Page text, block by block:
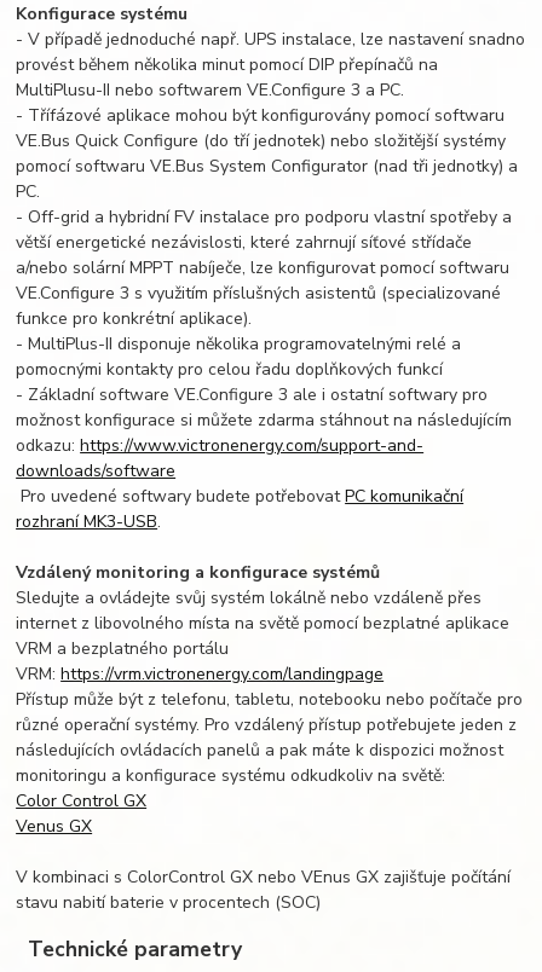
Konfigurace systému
- V případě jednoduché např. UPS instalace, lze nastavení snadno
provést během několika minut pomocí DIP přepínačů na
MultiPlusu-II nebo softwarem VE.Configure 3 a PC.
- Třífázové aplikace mohou být konfigurovány pomocí softwaru
VE.Bus Quick Configure (do tří jednotek) nebo složitější systémy
pomocí softwaru VE.Bus System Configurator (nad tři jednotky) a
PC.
- Off-grid a hybridní FV instalace pro podporu vlastní spotřeby a
větší energetické nezávislosti, které zahrnují síťové střídače
a/nebo solární MPPT nabíječe, lze konfigurovat pomocí softwaru
VE.Configure 3 s využitím příslušných asistentů (specializované
funkce pro konkrétní aplikace).
- MultiPlus-II disponuje několika programovatelnými relé a
pomocnými kontakty pro celou řadu doplňkových funkcí
- Základní software VE.Configure 3 ale i ostatní softwary pro
možnost konfigurace si můžete zdarma stáhnout na následujícím
odkazu:https://www.victronenergy.com/support-and-
downloads/software
Pro uvedené softwary budete potřebovatPC komunikační
rozhraní MK3-USB.
Vzdálený monitoring a konfigurace systémů
Sledujte a ovládejte svůj systém lokálně nebo vzdáleně přes
internet z libovolného místa na světě pomocí bezplatné aplikace
VRM a bezplatného portálu
VRM:https://vrm.victronenergy.com/landingpage
Přístup může být z telefonu, tabletu, notebooku nebo počítače pro
různé operační systémy. Pro vzdálený přístup potřebujete jeden z
následujících ovládacích panelů a pak máte k dispozici možnost
monitoringu a konfigurace systému odkudkoliv na světě:
Color Control GX
Venus GX
V kombinaci s ColorControl GX nebo VEnus GX zajišťuje počítání
stavu nabití baterie v procentech (SOC)
Technické parametry